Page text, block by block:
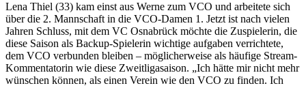
Lena Thiel (33) kam einst aus Werne zum VCO und arbeitete sich
über die 2. Mannschaft in die VCO-Damen 1. Jetzt ist nach vielen
Jahren Schluss, mit dem VC Osnabrück möchte die Zuspielerin, die
diese Saison als Backup-Spielerin wichtige aufgaben verrichtete,
dem VCO verbunden bleiben – möglicherweise als häufige Stream-
Kommentatorin wie diese Zweitligasaison. „Ich hätte mir nicht mehr
wünschen können, als einen Verein wie den VCO zu finden. Ich